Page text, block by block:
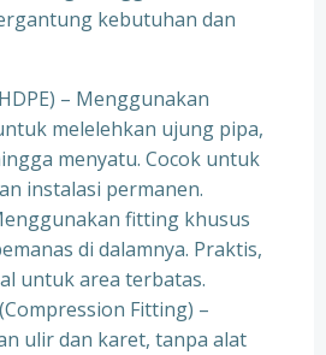
kebutuhan dan
– Menggunakan
melelehkan ujung pipa,
menyatu. Cocok untuk
instalasi permanen.
fitting khusus
di dalamnya. Praktis,
untuk area terbatas.
Fitting) –
ulir dan karet, tanpa alat